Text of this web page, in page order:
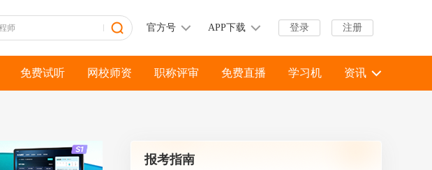
登录 注册
官方号 APP下载
免费试听 网校师资 职称评审 免费直播 学习机 资讯
报考指南